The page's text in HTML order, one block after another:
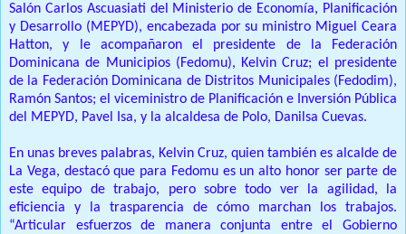
Salón Carlos Ascuasiati del Ministerio de Economía, Planificación
y Desarrollo (MEPYD), encabezada por su ministro Miguel Ceara
Hatton, y le acompañaron el presidente de la Federación
Dominicana de Municipios (Fedomu), Kelvin Cruz; el presidente
de la Federación Dominicana de Distritos Municipales (Fedodim),
Ramón Santos; el viceministro de Planificación e Inversión Pública
del MEPYD, Pavel Isa, y la alcaldesa de Polo, Danilsa Cuevas.
En unas breves palabras, Kelvin Cruz, quien también es alcalde de
La Vega, destacó que para Fedomu es un alto honor ser parte de
este equipo de trabajo, pero sobre todo ver la agilidad, la
eficiencia y la trasparencia de cómo marchan los trabajos.
“Articular esfuerzos de manera conjunta entre el Gobierno